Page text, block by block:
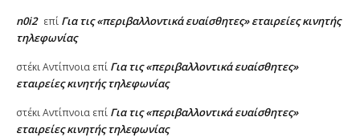
n0i2 επί Για τις «περιβαλλοντικά ευαίσθητες» εταιρείες κινητής
τηλεφωνίας
στέκι Αντίπνοια επί Για τις «περιβαλλοντικά ευαίσθητες»
εταιρείες κινητής τηλεφωνίας
στέκι Αντίπνοια επί Για τις «περιβαλλοντικά ευαίσθητες»
εταιρείες κινητής τηλεφωνίας